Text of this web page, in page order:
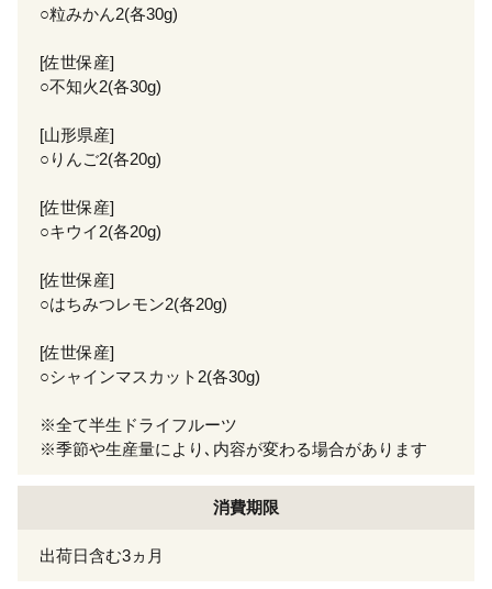
○粒みかん2(各30g)
[佐世保産]
○不知火2(各30g)
[山形県産]
○りんご2(各20g)
[佐世保産]
○キウイ2(各20g)
[佐世保産]
○はちみつレモン2(各20g)
[佐世保産]
○シャインマスカット2(各30g)
※全て半生ドライフルーツ
※季節や生産量により､内容が変わる場合があります
消費期限
出荷日含む3ヵ月